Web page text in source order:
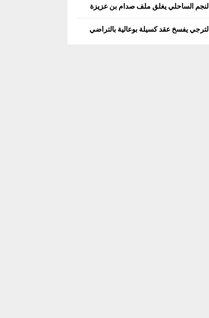
النجم الساحلي يغلق ملف صدام بن عزيزة
الترجي يفسخ عقد كسيلة بوعالية بالتراضي